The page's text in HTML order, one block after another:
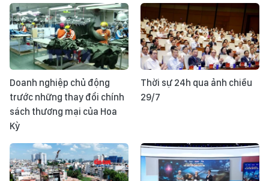
Doanh nghiệp chủ động
trước những thay đổi chính
sách thương mại của Hoa
Kỳ
Thời sự 24h qua ảnh chiều
29/7